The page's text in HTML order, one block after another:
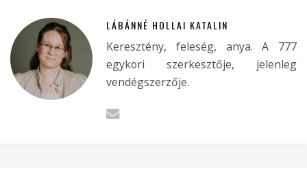
LÁBÁNNÉ HOLLAI KATALIN
Keresztény, feleség, anya. A 777
egykori szerkesztője, jelenleg
vendégszerzője.